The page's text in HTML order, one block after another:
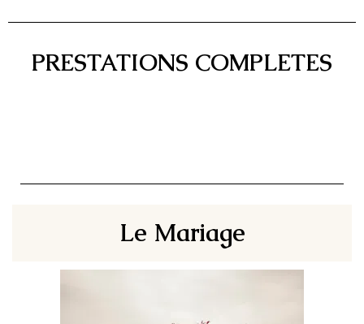
PRESTATIONS COMPLETES
Le Mariage